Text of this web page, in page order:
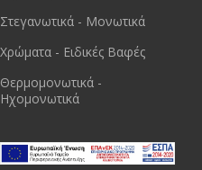
Στεγανωτικά - Μονωτικά
Χρώματα - Ειδικές Βαφές
Θερμομονωτικά -
Ηχομονωτικά